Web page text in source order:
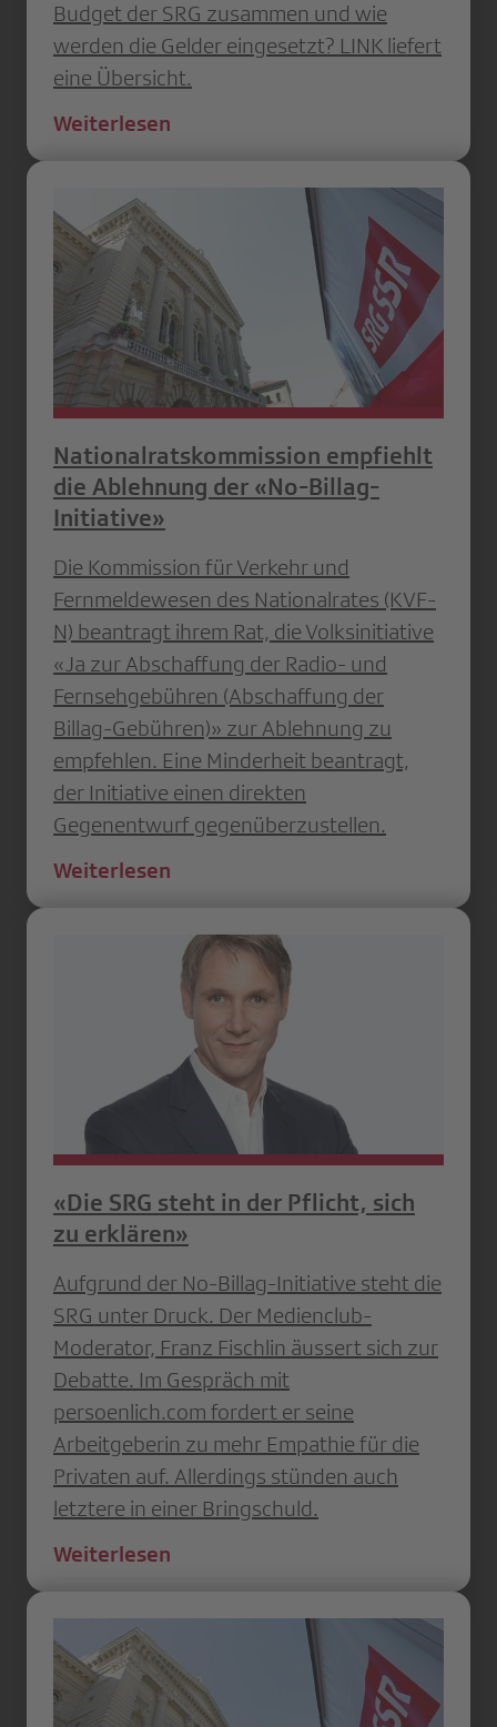
Budget der SRG zusammen und wie
werden die Gelder eingesetzt? LINK liefert
eine Übersicht.
Weiterlesen
Nationalratskommission empfiehlt
die Ablehnung der «No-Billag-
Initiative»
Die Kommission für Verkehr und
Fernmeldewesen des Nationalrates (KVF-
N) beantragt ihrem Rat, die Volksinitiative
«Ja zur Abschaffung der Radio- und
Fernsehgebühren (Abschaffung der
Billag-Gebühren)» zur Ablehnung zu
empfehlen. Eine Minderheit beantragt,
der Initiative einen direkten
Gegenentwurf gegenüberzustellen.
Weiterlesen
«Die SRG steht in der Pflicht, sich
zu erklären»
Aufgrund der No-Billag-Initiative steht die
SRG unter Druck. Der Medienclub-
Moderator, Franz Fischlin äussert sich zur
Debatte. Im Gespräch mit
persoenlich.com fordert er seine
Arbeitgeberin zu mehr Empathie für die
Privaten auf. Allerdings stünden auch
letztere in einer Bringschuld.
Weiterlesen